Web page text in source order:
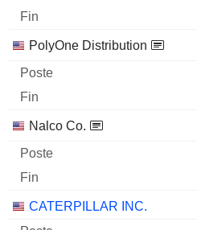
PolyOne Distribution
Nalco Co.
CATERPILLAR INC.